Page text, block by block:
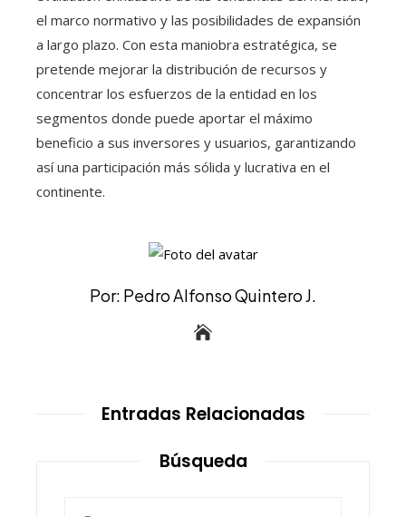
el marco normativo y las posibilidades de expansión
a largo plazo. Con esta maniobra estratégica, se
pretende mejorar la distribución de recursos y
concentrar los esfuerzos de la entidad en los
segmentos donde puede aportar el máximo
beneficio a sus inversores y usuarios, garantizando
así una participación más sólida y lucrativa en el
continente.
Por: Pedro Alfonso Quintero J.
Entradas Relacionadas
Búsqueda